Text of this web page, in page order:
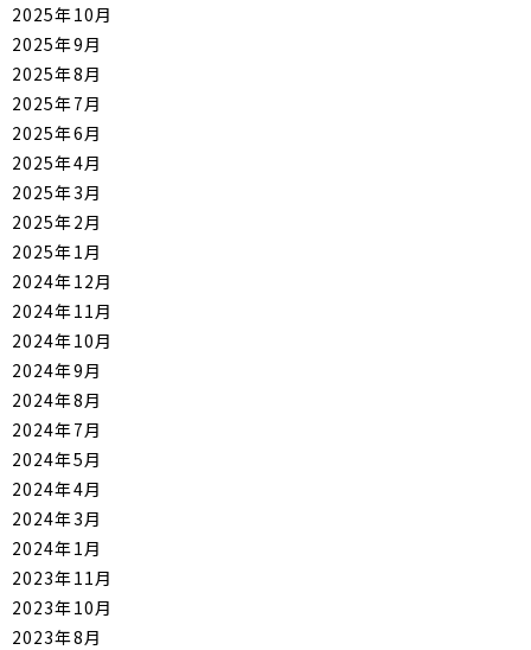
2025年10月
2025年9月
2025年8月
2025年7月
2025年6月
2025年4月
2025年3月
2025年2月
2025年1月
2024年12月
2024年11月
2024年10月
2024年9月
2024年8月
2024年7月
2024年5月
2024年4月
2024年3月
2024年1月
2023年11月
2023年10月
2023年8月